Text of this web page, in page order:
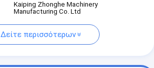
Kaiping Zhonghe Machinery
Manufacturing Co. Ltd
Δείτε περισσότερων